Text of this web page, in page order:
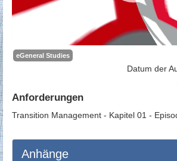
eGeneral Studies
Datum der
Anforderungen
Transition Management - Kapitel 01 -
Anhänge